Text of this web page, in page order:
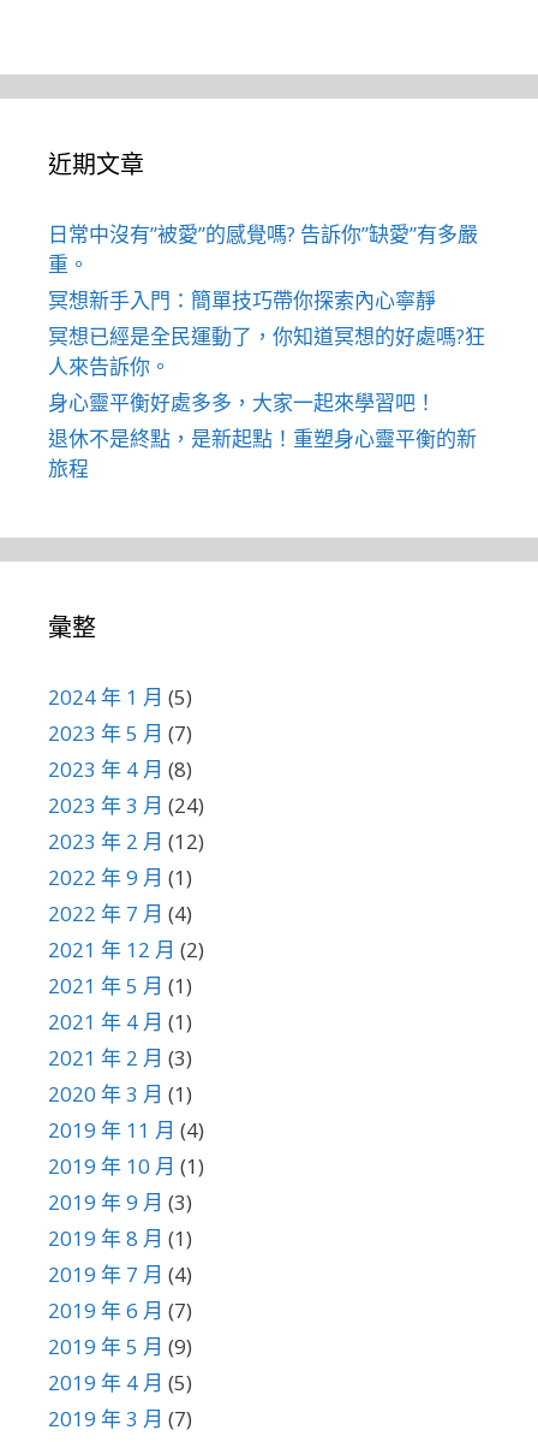
近期文章
日常中沒有”被愛”的感覺嗎? 告訴你”缺愛”有多嚴
重。
冥想新手入門：簡單技巧帶你探索內心寧靜
冥想已經是全民運動了，你知道冥想的好處嗎?狂
人來告訴你。
身心靈平衡好處多多，大家一起來學習吧！
退休不是終點，是新起點！重塑身心靈平衡的新
旅程
彙整
2024 年 1 月 (5)
2023 年 5 月 (7)
2023 年 4 月 (8)
2023 年 3 月 (24)
2023 年 2 月 (12)
2022 年 9 月 (1)
2022 年 7 月 (4)
2021 年 12 月 (2)
2021 年 5 月 (1)
2021 年 4 月 (1)
2021 年 2 月 (3)
2020 年 3 月 (1)
2019 年 11 月 (4)
2019 年 10 月 (1)
2019 年 9 月 (3)
2019 年 8 月 (1)
2019 年 7 月 (4)
2019 年 6 月 (7)
2019 年 5 月 (9)
2019 年 4 月 (5)
2019 年 3 月 (7)